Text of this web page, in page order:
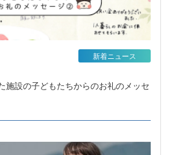
施設の子どもたちからのお礼のメッセ
新着ニュース